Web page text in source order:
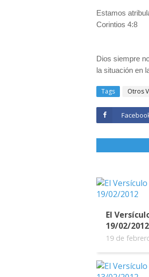
Estamos
Corintios 4:8
Dios siempre
la situación en
Tags Otros
El
19/02/2012
19 de